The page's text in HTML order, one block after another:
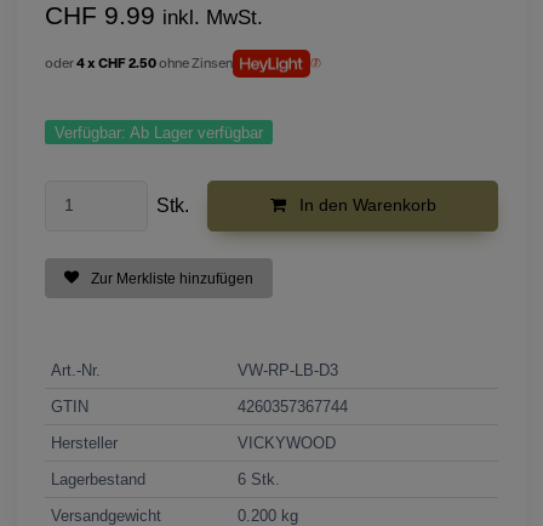
CHF 9.99 inkl. MwSt.
oder4 x CHF 2.50ohne Zinsen
Verfügbar: Ab Lager verfügbar
Stk. In den Warenkorb
Zur Merkliste hinzufügen
Art.-Nr.
VW-RP-LB-D3
GTIN
4260357367744
Hersteller
VICKYWOOD
Lagerbestand
6 Stk.
Versandgewicht
0.200 kg